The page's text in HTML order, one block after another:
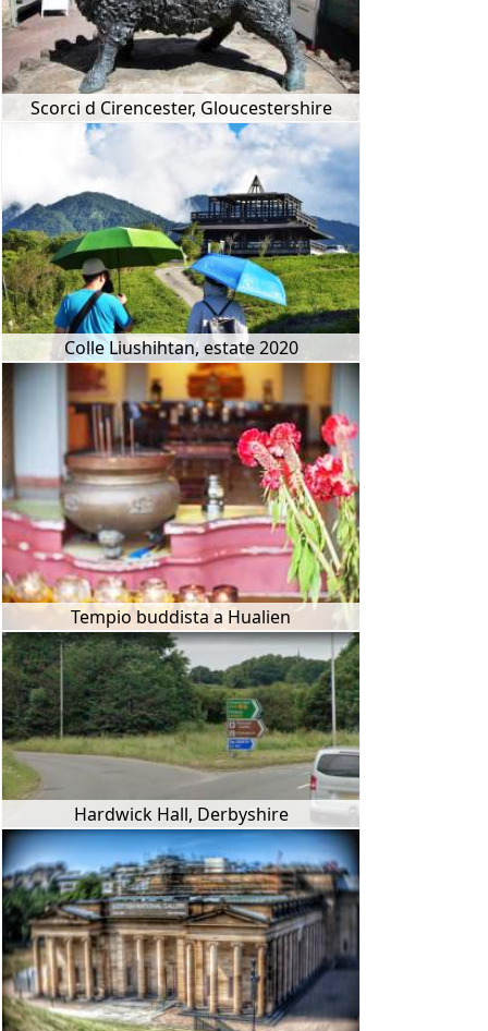
Scorci d Cirencester, Gloucestershire
Colle Liushihtan, estate 2020
Tempio buddista a Hualien
Hardwick Hall, Derbyshire